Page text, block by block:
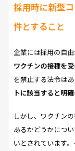
採用時に新型
件とすること
企業には採用の自由
ワクチンの接種を受
を禁止する法令は
トに該当すると明
しかし、ワクチン
あるかどうかにつ
いとされています